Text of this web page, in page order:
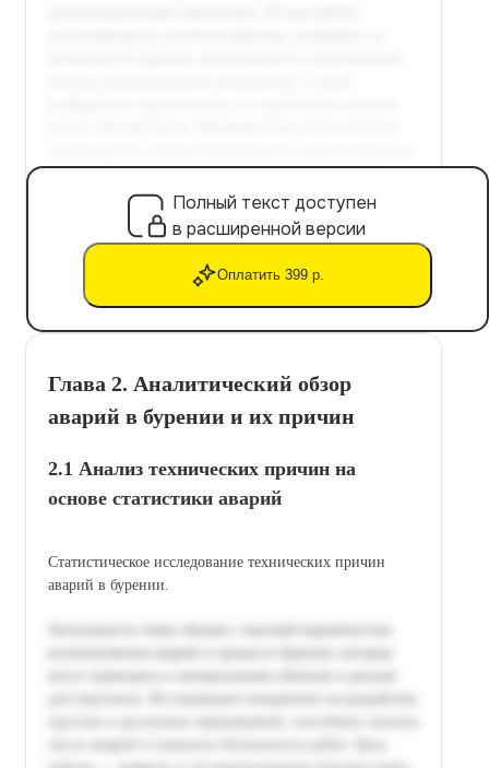
Полный текст доступен
в расширенной версии
Оплатить 399 р.
Глава 2. Аналитический обзор
аварий в бурении и их причин
2.1 Анализ технических причин на
основе статистики аварий
Статистическое исследование технических причин
аварий в бурении.